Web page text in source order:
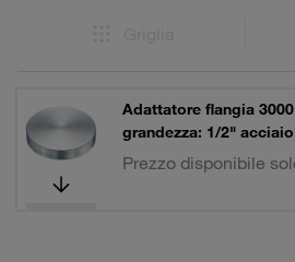
Adattatore flangia
grandezza: 1/2"
Prezzo disponibile